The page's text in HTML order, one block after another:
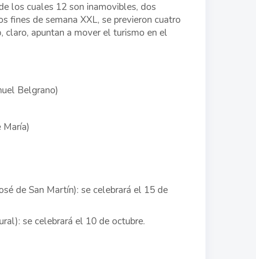
los cuales 12 son inamovibles, dos
fines de semana XXL, se previeron cuatro
claro, apuntan a mover el turismo en el
Belgrano)
María)
de San Martín): se celebrará el 15 de
se celebrará el 10 de octubre.